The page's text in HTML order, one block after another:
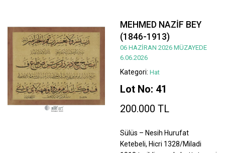
MEHMED NAZİF BEY
(1846-1913)
06 HAZİRAN 2026 MÜZAYEDE
6.06.2026
Kategori: Hat
Lot No: 41
200.000 TL
Sülüs – Nesih Hurufat
Ketebeli, Hicri 1328/Miladi